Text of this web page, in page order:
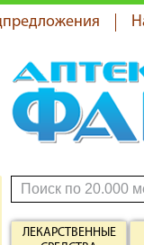
ЛЕКАРСТВЕННЫЕ